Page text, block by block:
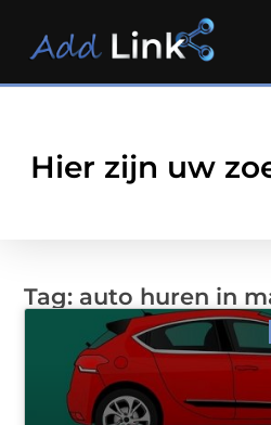
Hier zijn uw
Tag: auto huren in